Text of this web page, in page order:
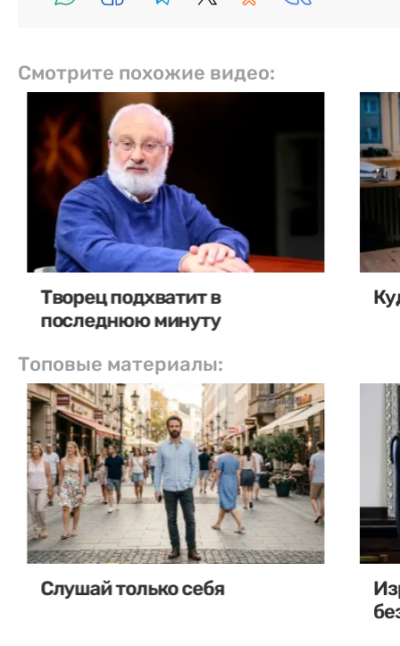
Смотрите похожие видео:
Творец подхватит в
последнюю минуту
Топовые материалы:
Слушай только себя